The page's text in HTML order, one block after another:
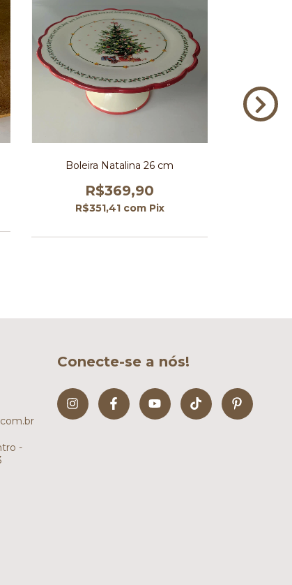
Boleira Natalina 26 cm
R$369,90
R$351,41 com Pix
-
Conecte-se a nós!